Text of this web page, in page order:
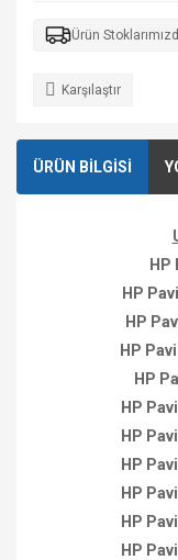
Ürün
Karşılaştır
ÜRÜN BİLGİSİ
HP
HP
HP
HP
HP
HP
HP
HP
HP
HP
HP